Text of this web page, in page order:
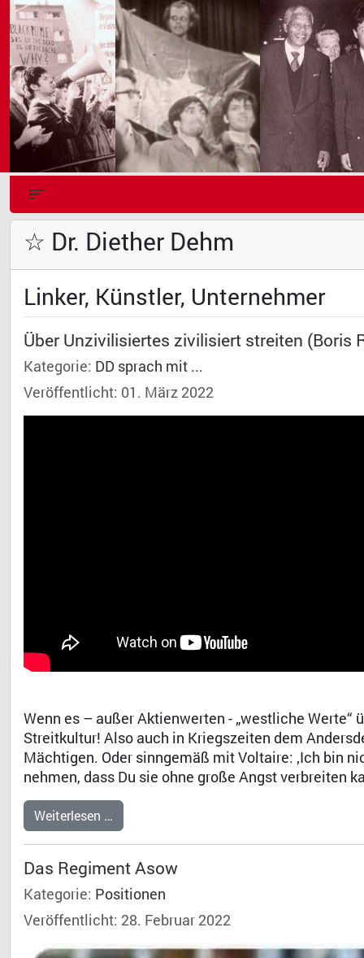
☆ Dr. Diether Dehm
Linker, Künstler, Unternehmer
Über Unzivilisiertes zivilisiert streiten (Boris
Kategorie: DD sprach mit ...
Veröffentlicht: 01. März 2022
Wenn es – außer Aktienwerten - „westliche
Streitkultur! Also auch in Kriegszeiten dem
Mächtigen. Oder sinngemäß mit Voltaire: ‚Ich bin
nehmen, dass Du sie ohne große Angst verbreiten
Weiterlesen …
Das Regiment Asow
Kategorie: Positionen
Veröffentlicht: 28. Februar 2022